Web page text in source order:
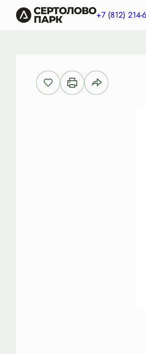
+7 (812) 214-
3-комнатная73.27 м2